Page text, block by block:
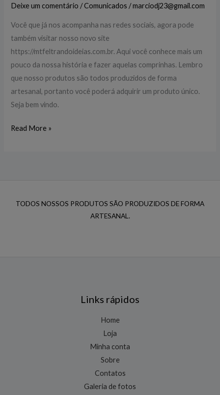
Deixe um comentário /Comunicados /marciodj23@gmail.com
Você que já nos acompanha nas redes sociais, agora pode
também visitar nosso novo site
https://mtfeltrandoideias.com.br. Aqui você conhece mais um
pouco da nossa história e fazer aquelas comprinhas. Lembro
que nosso produtos são todos produzidos de forma
artesanal, portanto você poderá adquirir um produto único.
Seja bem vindo.
nosso
site.
Read More »
TODOS NOSSOS PRODUTOS SÃO PRODUZIDOS DE FORMA
ARTESANAL.
Links rápidos
Home
Loja
Minha conta
Sobre
Contatos
Galeria de fotos